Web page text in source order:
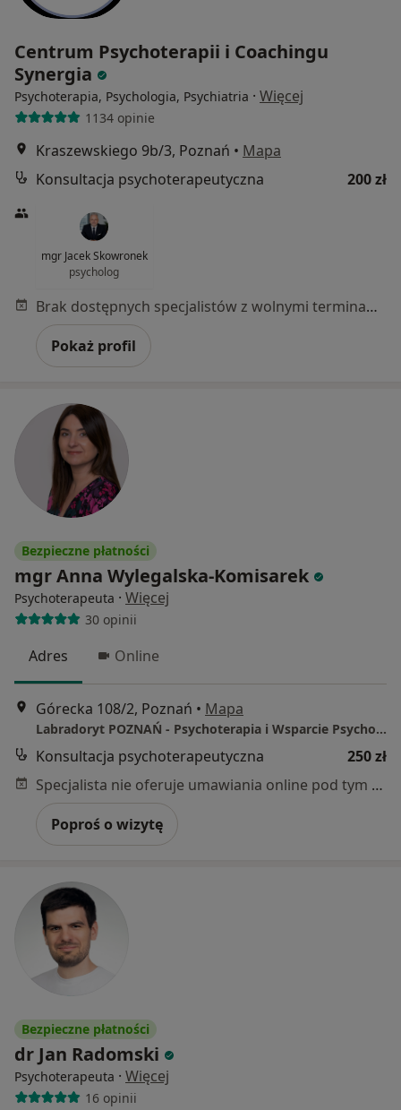
Centrum Psychoterapii i Coachingu
Synergia
Psychoterapia, Psychologia, Psychiatria · Więcej
1134 opinie
Kraszewskiego 9b/3, Poznań • Mapa
Konsultacja psychoterapeutyczna
200 zł
mgr Jacek Skowronek
psycholog
Brak dostępnych specjalistów z wolnymi terminami w tym centrum medycznym.
Pokaż profil
Bezpieczne płatności
mgr Anna Wylegalska-Komisarek
Psychoterapeuta · Więcej
30 opinii
Adres Online
Górecka 108/2, Poznań • Mapa
Labradoryt POZNAŃ - Psychoterapia i Wsparcie Psychologiczne
Konsultacja psychoterapeutyczna
250 zł
Specjalista nie oferuje umawiania online pod tym adresem.
Poproś o wizytę
Bezpieczne płatności
dr Jan Radomski
Psychoterapeuta · Więcej
16 opinii